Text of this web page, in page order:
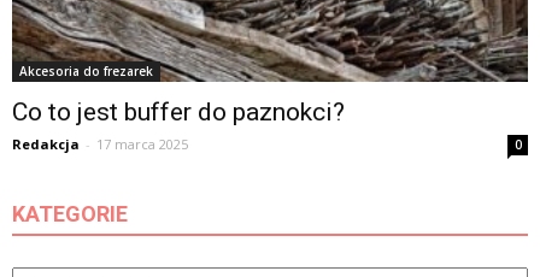
Akcesoria do frezarek
Co to jest buffer do paznokci?
Redakcja - 17 marca 2025 0
KATEGORIE
Kategorie